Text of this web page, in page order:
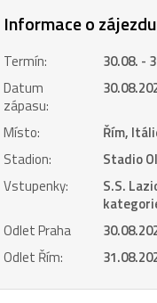
Informace o zájezdu
Termín:
30.08. -
Datum
zápasu:
Místo:
Řím,
Stadion:
Stadio
Vstupenky:
S.S.
Odlet Praha
Odlet Řím: